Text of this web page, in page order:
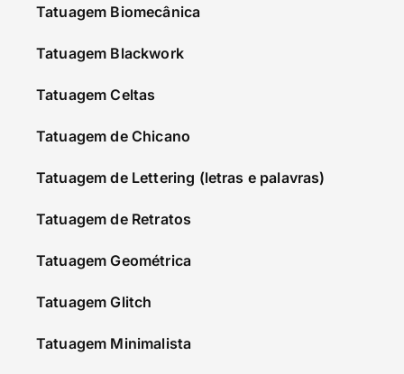
Tatuagem Biomecânica
Tatuagem Blackwork
Tatuagem Celtas
Tatuagem de Chicano
Tatuagem de Lettering (letras e palavras)
Tatuagem de Retratos
Tatuagem Geométrica
Tatuagem Glitch
Tatuagem Minimalista